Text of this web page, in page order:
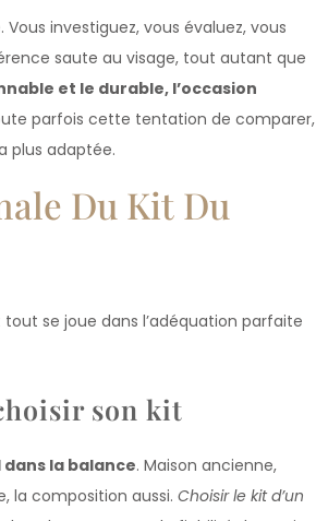
investiguez, vous évaluez, vous
saute au visage, tout autant que
et le durable, l’occasion
parfois cette tentation de comparer,
plus adaptée.
Du Kit Du
se joue dans l’adéquation parfaite
son kit
la balance. Maison ancienne,
la composition aussi. Choisir le kit d’un